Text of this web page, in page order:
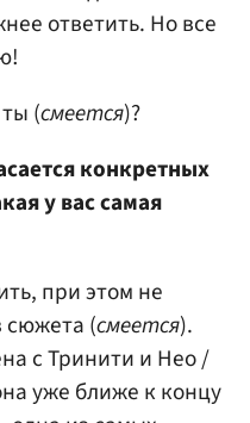
ответить. Но все
(смеется)?
конкретных
у вас самая
при этом не
сюжета (смеется).
с Тринити и Нео /
уже ближе к концу